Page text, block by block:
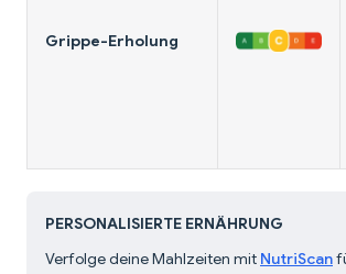
Grippe-Erholung
PERSONALISIERTE ERNÄHRUNG
Verfolge deine Mahlzeiten mit NutriScan